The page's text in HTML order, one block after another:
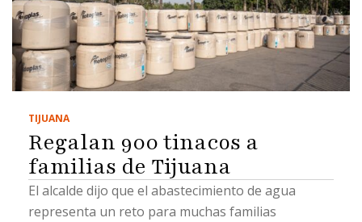
TIJUANA
Regalan 900 tinacos a
familias de Tijuana
El alcalde dijo que el abastecimiento de agua
representa un reto para muchas familias